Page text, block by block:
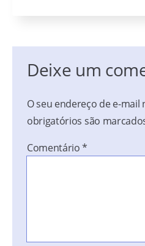
Deixe um
O seu endereço de e-mail
obrigatórios são
Comentário*